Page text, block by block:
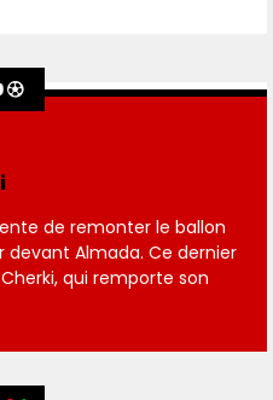
de remonter le ballon
Almada. Ce dernier
qui remporte son